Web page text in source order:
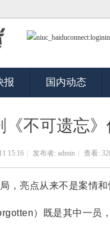
报 国内动态
《不可遗忘
15:16 发布者: admin 查看:
，亮点从来不是案情
）既是其中一员